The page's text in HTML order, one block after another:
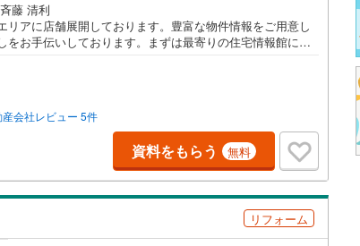
斉藤 清利
リアに店舗展開しております。豊富な物件情報をご用意し
をお手伝いしております。まずは最寄りの住宅情報館にお
にかかる諸費用の概算も行っております。しっかりとした
スをさせて頂きますので、お気軽にご相談ください。
会社レビュー 5件
資料をもらう 無料
リフォーム
しなの鉄道北しなの線(0)
青い森鉄道(0)
弘南鉄道大鰐線(0)
線(0) 福島交通飯坂線(0)